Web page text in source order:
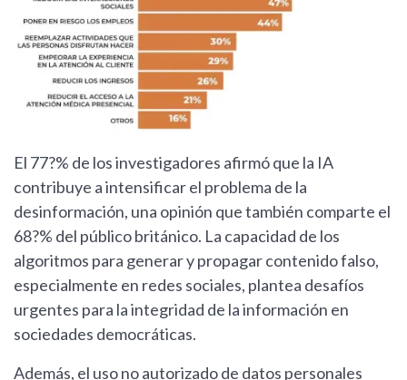
El 77?% de los investigadores afirmó que la IA
contribuye a intensificar el problema de la
desinformación, una opinión que también comparte el
68?% del público británico. La capacidad de los
algoritmos para generar y propagar contenido falso,
especialmente en redes sociales, plantea desafíos
urgentes para la integridad de la información en
sociedades democráticas.
Además, el uso no autorizado de datos personales